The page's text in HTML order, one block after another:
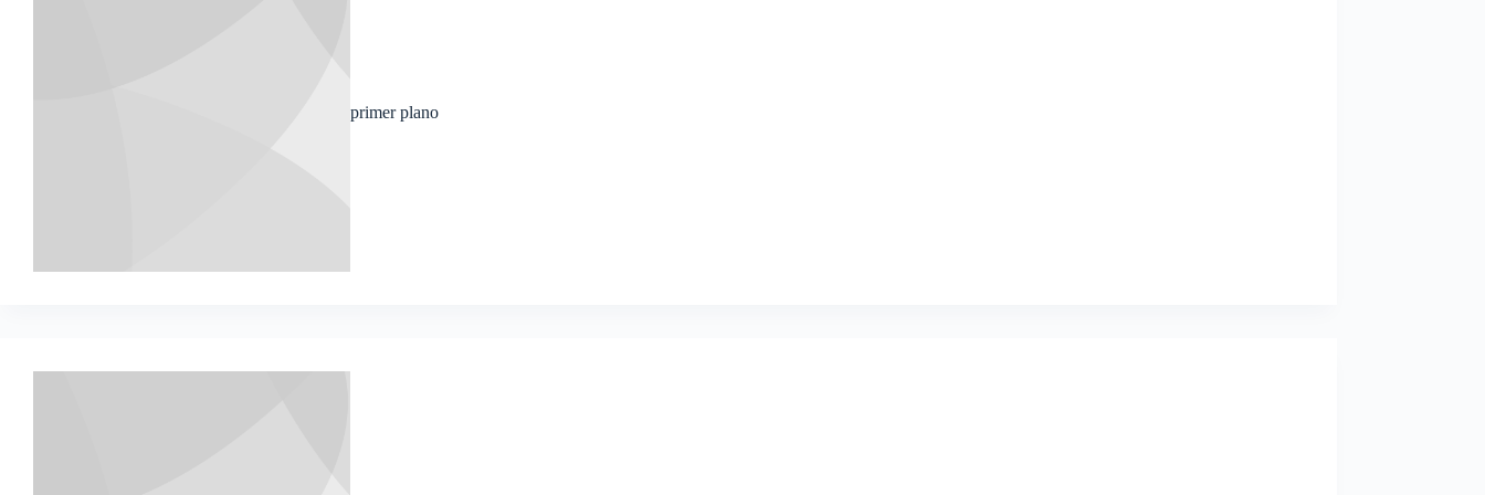
primer plano